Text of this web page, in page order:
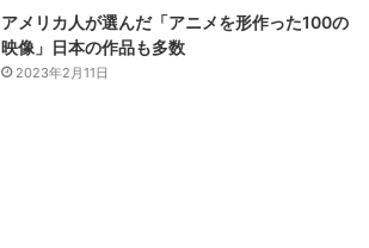
アメリカ人が選んだ「アニメを形作った100の
映像」日本の作品も多数
2023年2月11日